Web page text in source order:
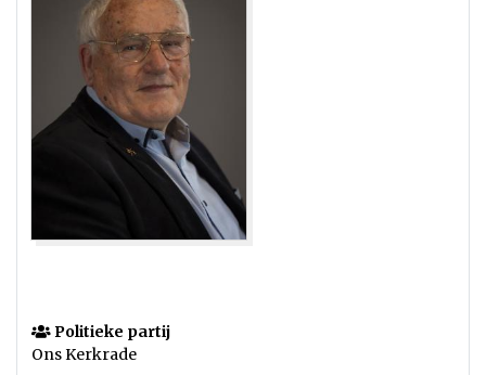
Politieke partij
Ons Kerkrade